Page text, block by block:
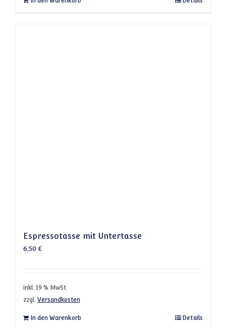
Espressotasse mit Untertasse
6,50 €
inkl. 19 % MwSt.
zzgl. Versandkosten
In den Warenkorb Details